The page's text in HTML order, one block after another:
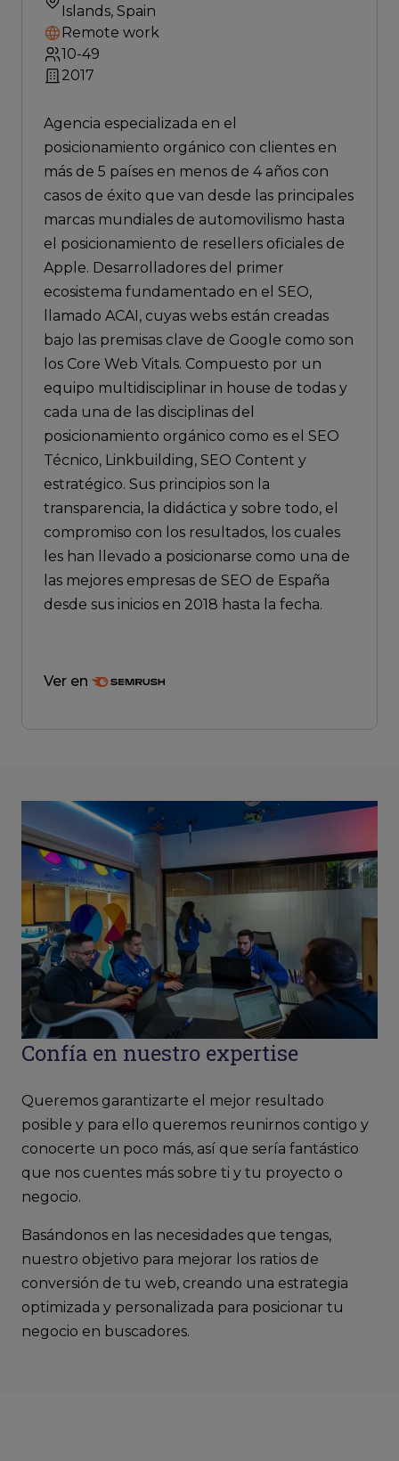
Islands, Spain
Remote work
10-49
2017
Agencia especializada en el
posicionamiento orgánico con clientes en
más de 5 países en menos de 4 años con
casos de éxito que van desde las principales
marcas mundiales de automovilismo hasta
el posicionamiento de resellers oficiales de
Apple. Desarrolladores del primer
ecosistema fundamentado en el SEO,
llamado ACAI, cuyas webs están creadas
bajo las premisas clave de Google como son
los Core Web Vitals. Compuesto por un
equipo multidisciplinar in house de todas y
cada una de las disciplinas del
posicionamiento orgánico como es el SEO
Técnico, Linkbuilding, SEO Content y
estratégico. Sus principios son la
transparencia, la didáctica y sobre todo, el
compromiso con los resultados, los cuales
les han llevado a posicionarse como una de
las mejores empresas de SEO de España
desde sus inicios en 2018 hasta la fecha.
Ver en
Confía en nuestro expertise
Queremos garantizarte el mejor resultado
posible y para ello queremos reunirnos contigo y
conocerte un poco más, así que sería fantástico
que nos cuentes más sobre ti y tu proyecto o
negocio.
Basándonos en las necesidades que tengas,
nuestro objetivo para mejorar los ratios de
conversión de tu web, creando una estrategia
optimizada y personalizada para posicionar tu
negocio en buscadores.